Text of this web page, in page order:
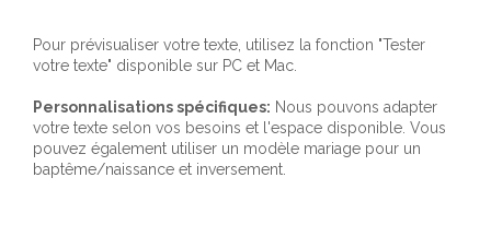
Pour prévisualiser votre texte, utilisez la fonction "Tester
votre texte" disponible sur PC et Mac.
Personnalisations spécifiques: Nous pouvons adapter
votre texte selon vos besoins et l'espace disponible. Vous
pouvez également utiliser un modèle mariage pour un
baptême/naissance et inversement.